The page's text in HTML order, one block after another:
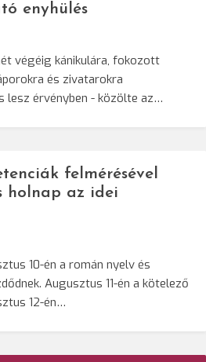
enyhülés
végéig kánikulára, fokozott
és zivatarokra
lesz érvényben - közölte az…
felmérésével
holnap az idei
10-én a román nyelv és
Augusztus 11-én a kötelező
12-én…